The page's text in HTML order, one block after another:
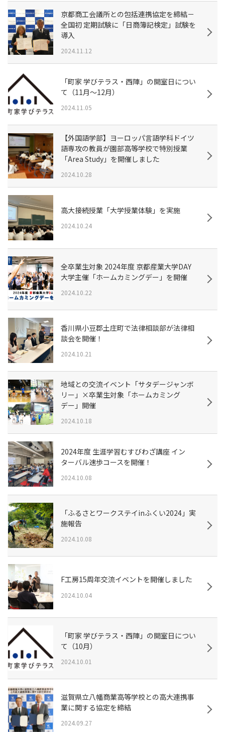
京都商工会議所との包括連携協定を締結－
全国初 定期試験に「日商簿記検定」試験を
導入
2024.11.12
「町家 学びテラス・西陣」の開室日につい
て（11月～12月）
2024.11.05
【外国語学部】ヨーロッパ言語学科ドイツ
語専攻の教員が園部高等学校で特別授業
「Area Study」を開催しました
2024.10.28
高大接続授業「大学授業体験」を実施
2024.10.24
全卒業生対象 2024年度 京都産業大学DAY
大学主催「ホームカミングデー」を開催
2024.10.22
香川県小豆郡土庄町で法律相談部が法律相
談会を開催！
2024.10.21
地域との交流イベント「サタデージャンボ
リー」×卒業生対象「ホームカミング
デー」開催
2024.10.18
2024年度 生涯学習むすびわざ講座 イン
ターバル速歩コースを開催！
2024.10.08
「ふるさとワークステイinふくい2024」実
施報告
2024.10.08
F工房15周年交流イベントを開催しました
2024.10.04
「町家 学びテラス・西陣」の開室日につい
て（10月）
2024.10.01
滋賀県立八幡商業高等学校との高大連携事
業に関する協定を締結
2024.09.27